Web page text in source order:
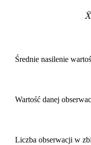
X
¯
X
Średnie nasilenie
Wartość danej
Liczba obserwacji w